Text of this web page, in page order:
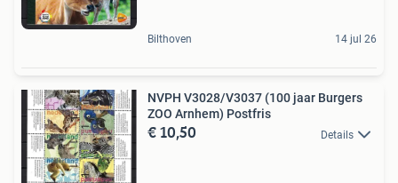
Bilthoven 14 jul 26
NVPH V3028/V3037 (100 jaar Burgers
ZOO Arnhem) Postfris
€ 10,50 Details